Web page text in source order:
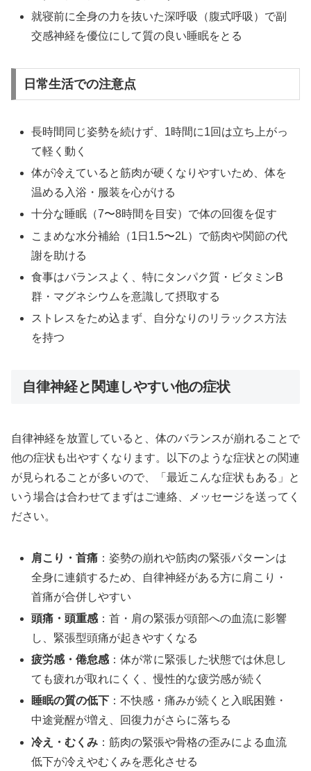
就寝前に全身の力を抜いた深呼吸（腹式呼吸）で副
交感神経を優位にして質の良い睡眠をとる
日常生活での注意点
長時間同じ姿勢を続けず、1時間に1回は立ち上がっ
て軽く動く
体が冷えていると筋肉が硬くなりやすいため、体を
温める入浴・服装を心がける
十分な睡眠（7〜8時間を目安）で体の回復を促す
こまめな水分補給（1日1.5〜2L）で筋肉や関節の代
謝を助ける
食事はバランスよく、特にタンパク質・ビタミンB
群・マグネシウムを意識して摂取する
ストレスをため込まず、自分なりのリラックス方法
を持つ
自律神経と関連しやすい他の症状
自律神経を放置していると、体のバランスが崩れることで
他の症状も出やすくなります。以下のような症状との関連
が見られることが多いので、「最近こんな症状もある」と
いう場合は合わせてまずはご連絡、メッセージを送ってく
ださい。
肩こり・首痛 ：姿勢の崩れや筋肉の緊張パターンは
全身に連鎖するため、自律神経がある方に肩こり・
首痛が合併しやすい
頭痛・頭重感 ：首・肩の緊張が頭部への血流に影響
し、緊張型頭痛が起きやすくなる
疲労感・倦怠感 ：体が常に緊張した状態では休息し
ても疲れが取れにくく、慢性的な疲労感が続く
睡眠の質の低下 ：不快感・痛みが続くと入眠困難・
中途覚醒が増え、回復力がさらに落ちる
冷え・むくみ ：筋肉の緊張や骨格の歪みによる血流
低下が冷えやむくみを悪化させる